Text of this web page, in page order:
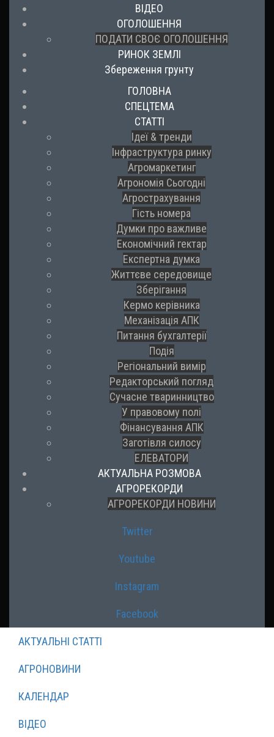
ВІДЕО
ОГОЛОШЕННЯ
ПОДАТИ СВОЄ ОГОЛОШЕННЯ
РИНОК ЗЕМЛІ
Збереження грунту
ГОЛОВНА
СПЕЦТЕМА
СТАТТІ
Ідеї & тренди
Інфраструктура ринку
Агромаркетинг
Агрономія Сьогодні
Агрострахування
Гість номера
Думки про важливе
Економічний гектар
Експертна думка
Життєве середовище
Зберігання
Кермо керівника
Механізація АПК
Питання бухгалтерії
Подія
Регіональний вимір
Редакторський погляд
Сучасне тваринництво
У правовому полі
Фінансування АПК
Заготівля силосу
ЕЛЕВАТОРИ
АКТУАЛЬНА РОЗМОВА
АГРОРЕКОРДИ
АГРОРЕКОРДИ НОВИНИ
Twitter
Youtube
Instagram
Facebook
АКТУАЛЬНІ СТАТТІ
АГРОНОВИНИ
КАЛЕНДАР
ВІДЕО